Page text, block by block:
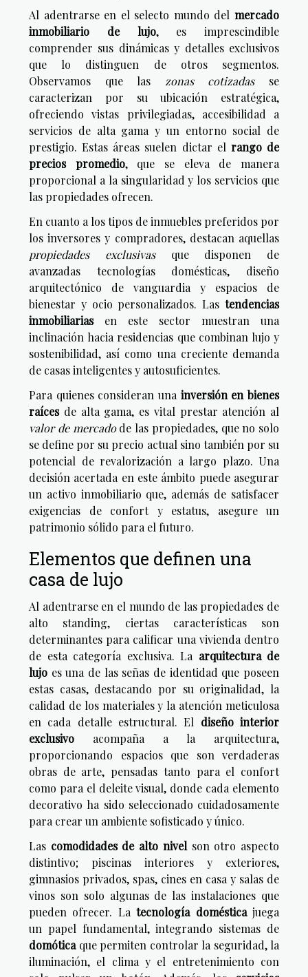
Al adentrarse en el selecto mundo del mercado
inmobiliario de lujo, es imprescindible
comprender sus dinámicas y detalles exclusivos
que lo distinguen de otros segmentos.
Observamos que las zonas cotizadasse
caracterizan por su ubicación estratégica,
ofreciendo vistas privilegiadas, accesibilidad a
servicios de alta gama y un entorno social de
prestigio. Estas áreas suelen dictar el rango de
precios promedio, que se eleva de manera
proporcional a la singularidad y los servicios que
las propiedades ofrecen.
En cuanto a los tipos de inmuebles preferidos por
los inversores y compradores, destacan aquellas
propiedades exclusivasque disponen de
avanzadas tecnologías domésticas, diseño
arquitectónico de vanguardia y espacios de
bienestar y ocio personalizados. Las tendencias
inmobiliariasen este sector muestran una
inclinación hacia residencias que combinan lujo y
sostenibilidad, así como una creciente demanda
de casas inteligentes y autosuficientes.
Para quienes consideran una inversión en bienes
raícesde alta gama, es vital prestar atención al
valor de mercadode las propiedades, que no solo
se define por su precio actual sino también por su
potencial de revalorización a largo plazo. Una
decisión acertada en este ámbito puede asegurar
un activo inmobiliario que, además de satisfacer
exigencias de confort y estatus, asegure un
patrimonio sólido para el futuro.
Elementos que definen una
casa de lujo
Al adentrarse en el mundo de las propiedades de
alto standing, ciertas características son
determinantes para calificar una vivienda dentro
de esta categoría exclusiva. La arquitectura de
lujo es una de las señas de identidad que poseen
estas casas, destacando por su originalidad, la
calidad de los materiales y la atención meticulosa
en cada detalle estructural. El diseño interior
exclusivo acompaña a la arquitectura,
proporcionando espacios que son verdaderas
obras de arte, pensadas tanto para el confort
como para el deleite visual, donde cada elemento
decorativo ha sido seleccionado cuidadosamente
para crear un ambiente sofisticado y único.
Las comodidades de alto nivelson otro aspecto
distintivo; piscinas interiores y exteriores,
gimnasios privados, spas, cines en casa y salas de
vinos son solo algunas de las instalaciones que
pueden ofrecer. Latecnología domésticajuega
un papel fundamental, integrando sistemas de
domóticaque permiten controlar la seguridad, la
iluminación, el clima y el entretenimiento con